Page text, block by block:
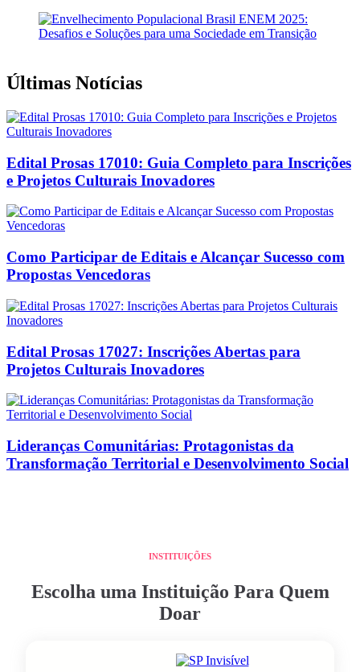
Últimas Notícias
Edital Prosas 17010: Guia Completo para Inscrições
e Projetos Culturais Inovadores
Como Participar de Editais e Alcançar Sucesso com
Propostas Vencedoras
Edital Prosas 17027: Inscrições Abertas para
Projetos Culturais Inovadores
Lideranças Comunitárias: Protagonistas da
Transformação Territorial e Desenvolvimento Social
INSTITUIÇÕES
Escolha uma Instituição Para Quem
Doar